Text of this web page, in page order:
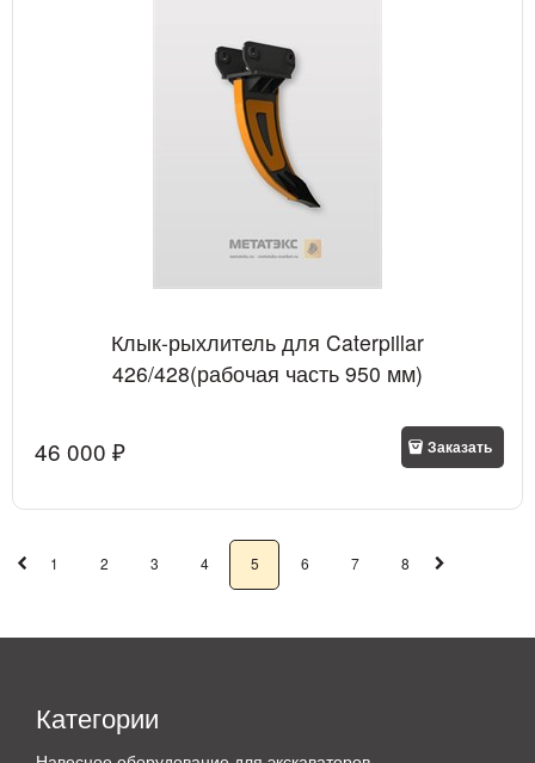
Клык-рыхлитель для Caterpillar
426/428(рабочая часть 950 мм)
46 000 ₽ Заказать
1 2 3 4 5 6 7 8
Категории